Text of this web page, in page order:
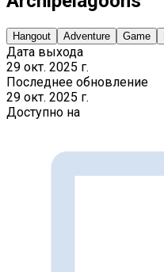
Hangout Adventure Game
Дата выхода
29 окт. 2025 г.
Последнее обновление
29 окт. 2025 г.
Доступно на